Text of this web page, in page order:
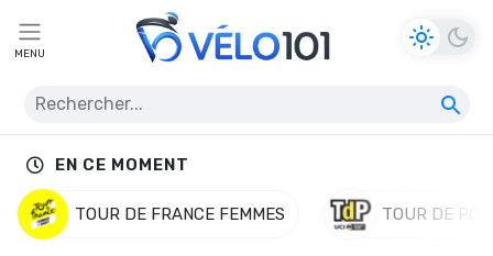
MENU
EN CE MOMENT
TOUR DE FRANCE FEMMES TOUR DE